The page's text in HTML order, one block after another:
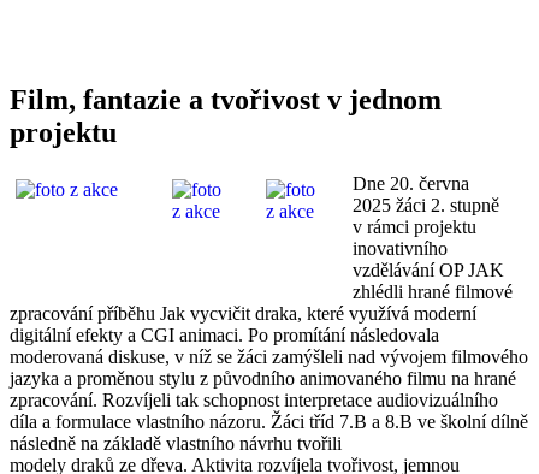
Film, fantazie a tvořivost v jednom
projektu
Dne 20. června
2025 žáci 2. stupně
v rámci projektu
inovativního
vzdělávání OP JAK
zhlédli hrané filmové
zpracování příběhu Jak vycvičit draka, které využívá moderní
digitální efekty a CGI animaci. Po promítání následovala
moderovaná diskuse, v níž se žáci zamýšleli nad vývojem filmového
jazyka a proměnou stylu z původního animovaného filmu na hrané
zpracování. Rozvíjeli tak schopnost interpretace audiovizuálního
díla a formulace vlastního názoru. Žáci tříd 7.B a 8.B ve školní dílně
následně na základě vlastního návrhu tvořili
modely draků ze dřeva. Aktivita rozvíjela tvořivost, jemnou